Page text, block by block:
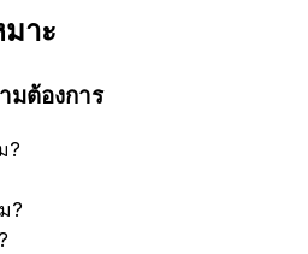
าะ
มต้องการ
?
?